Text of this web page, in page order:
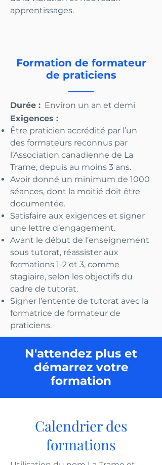
apprentissages.
Formation de formateur
de praticiens
Durée : Environ un an et demi
Exigences :
Être praticien accrédité par l’un
des formateurs reconnus par
l’Association canadienne de La
Trame, depuis au moins 3 ans.
Avoir donné un minimum de 1000
séances, dont la moitié doit être
documentée.
Satisfaire aux exigences et signer
une lettre d’engagement.
Avant le début de l’enseignement
sous tutorat, réassister aux
formations 1-2 et 3, comme
stagiaire, selon les objectifs du
cadre de tutorat.
Signer l’entente de tutorat avec la
formatrice de formateur de
praticiens.
N'attendez plus et
démarrez votre
formation
Calendrier des
formations